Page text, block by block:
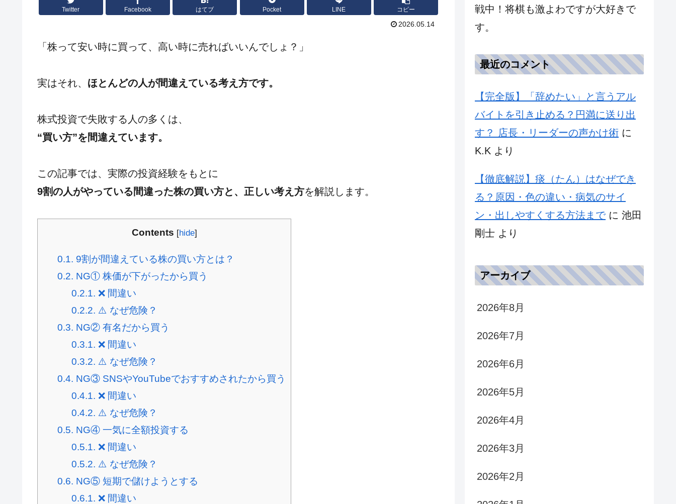
Twitter Facebook はてブ Pocket LINE コピー
2026.05.14
「株って安い時に買って、高い時に売ればいいんでしょ？」
実はそれ、 ほとんどの人が間違えている考え方です。
株式投資で失敗する人の多くは、
“買い方”を間違えています。
この記事では、実際の投資経験をもとに
9割の人がやっている間違った株の買い方と、正しい考え方を解説します。
Contents [hide]
0.1. 9割が間違えている株の買い方とは？
0.2. NG① 株価が下がったから買う
0.2.1. ❌ 間違い
0.2.2. ⚠️ なぜ危険？
0.3. NG② 有名だから買う
0.3.1. ❌ 間違い
0.3.2. ⚠️ なぜ危険？
0.4. NG③ SNSやYouTubeでおすすめされたから買う
0.4.1. ❌ 間違い
0.4.2. ⚠️ なぜ危険？
0.5. NG④ 一気に全額投資する
0.5.1. ❌ 間違い
0.5.2. ⚠️ なぜ危険？
0.6. NG⑤ 短期で儲けようとする
0.6.1. ❌ 間違い
戦中！将棋も激よわですが大好きで
す。
最近のコメント
【完全版】「辞めたい」と言うアル
バイトを引き止める？円満に送り出
す？ 店長・リーダーの声かけ術 に
K.K より
【徹底解説】痰（たん）はなぜでき
る？原因・色の違い・病気のサイ
ン・出しやすくする方法までに 池田
剛士 より
アーカイブ
2026年8月
2026年7月
2026年6月
2026年5月
2026年4月
2026年3月
2026年2月